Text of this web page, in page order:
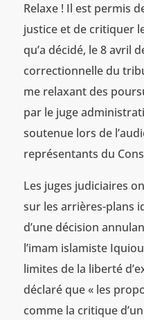
Relaxe ! Il est permis
justice et de critiquer
qu’a décidé, le 8 avril
correctionnelle du
me relaxant des
par le juge
soutenue lors de
représentants du
Les juges judiciaires
sur les arrières-plans
d’une décision
l’imam islamiste
limites de la liberté
déclaré que « les
comme la critique